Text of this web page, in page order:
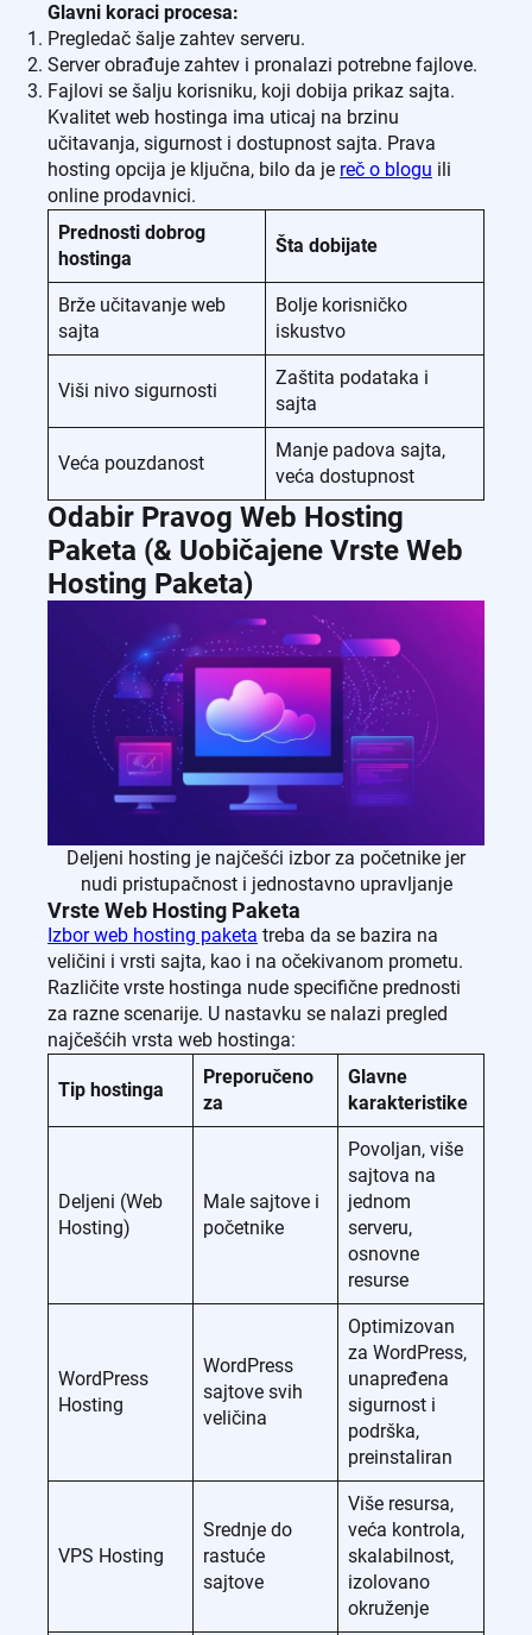
Glavni koraci procesa:
Pregledač šalje zahtev serveru.
Server obrađuje zahtev i pronalazi potrebne fajlove.
Fajlovi se šalju korisniku, koji dobija prikaz sajta.
Kvalitet web hostinga ima uticaj na brzinu
učitavanja, sigurnost i dostupnost sajta. Prava
hosting opcija je ključna, bilo da je reč o blogu ili
online prodavnici.
Prednosti dobrog
hostinga
Šta dobijate
Brže učitavanje web
sajta
Bolje korisničko
iskustvo
Viši nivo sigurnosti
Zaštita podataka i
sajta
Veća pouzdanost
Manje padova sajta,
veća dostupnost
Odabir Pravog Web Hosting
Paketa (& Uobičajene Vrste Web
Hosting Paketa)
Deljeni hosting je najčešći izbor za početnike jer
nudi pristupačnost i jednostavno upravljanje
Vrste Web Hosting Paketa
Izbor web hosting paketa treba da se bazira na
veličini i vrsti sajta, kao i na očekivanom prometu.
Različite vrste hostinga nude specifične prednosti
za razne scenarije. U nastavku se nalazi pregled
najčešćih vrsta web hostinga:
Tip hostinga
Preporučeno
za
Glavne
karakteristike
Deljeni (Web
Hosting)
Male sajtove i
početnike
Povoljan, više
sajtova na
jednom
serveru,
osnovne
resurse
WordPress
Hosting
WordPress
sajtove svih
veličina
Optimizovan
za WordPress,
unapređena
sigurnost i
podrška,
preinstaliran
VPS Hosting
Srednje do
rastuće
sajtove
Više resursa,
veća kontrola,
skalabilnost,
izolovano
okruženje